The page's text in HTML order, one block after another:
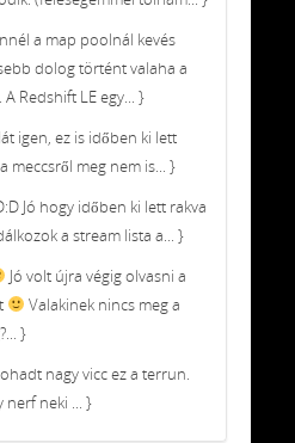
a map poolnál kevés
dolog történt valaha a
Redshift LE egy... }
igen, ez is időben ki lett
meccsről meg nem is... }
Jó hogy időben ki lett rakva
a stream lista a... }
Jó volt újra végig olvasni a
Valakinek nincs meg a
}
nagy vicc ez a terrun.
nerf neki ... }